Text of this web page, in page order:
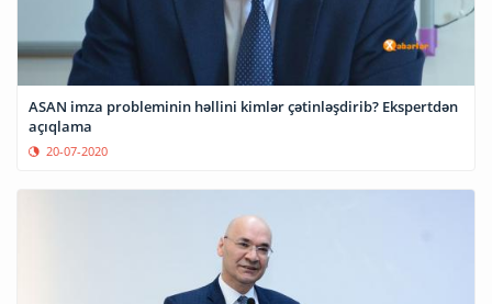
ASAN imza probleminin həllini kimlər çətinləşdirib? Ekspertdən
açıqlama
20-07-2020